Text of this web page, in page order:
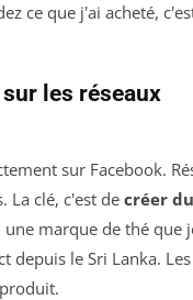
ce que j'ai acheté,
les réseaux
sur Facebook.
La clé, c'est de créer du
une marque de thé que
depuis le Sri Lanka. Les